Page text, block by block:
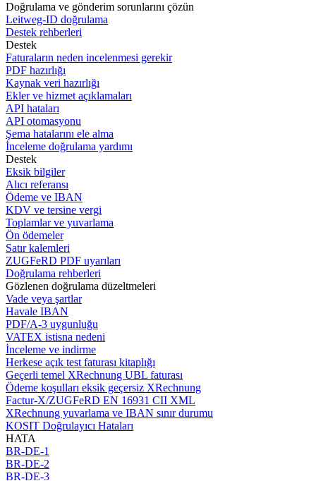
Doğrulama ve gönderim sorunlarını çözün
Leitweg-ID doğrulama
Destek rehberleri
Destek
Faturaların neden incelenmesi gerekir
PDF hazırlığı
Kaynak veri hazırlığı
Ekler ve hizmet açıklamaları
API hataları
API otomasyonu
Şema hatalarını ele alma
İnceleme doğrulama yardımı
Destek
Eksik bilgiler
Alıcı referansı
Ödeme ve IBAN
KDV ve tersine vergi
Toplamlar ve yuvarlama
Ön ödemeler
Satır kalemleri
ZUGFeRD PDF uyarıları
Doğrulama rehberleri
Gözlenen doğrulama düzeltmeleri
Vade veya şartlar
Havale IBAN
PDF/A-3 uygunluğu
VATEX istisna nedeni
İnceleme ve indirme
Herkese açık test faturası kitaplığı
Geçerli temel XRechnung UBL faturası
Ödeme koşulları eksik geçersiz XRechnung
Factur-X/ZUGFeRD EN 16931 CII XML
XRechnung yuvarlama ve IBAN sınır durumu
KOSIT Doğrulayıcı Hataları
HATA
BR-DE-1
BR-DE-2
BR-DE-3